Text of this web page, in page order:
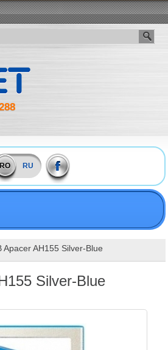
RO RU
Apacer AH155 Silver-Blue
Silver-Blue